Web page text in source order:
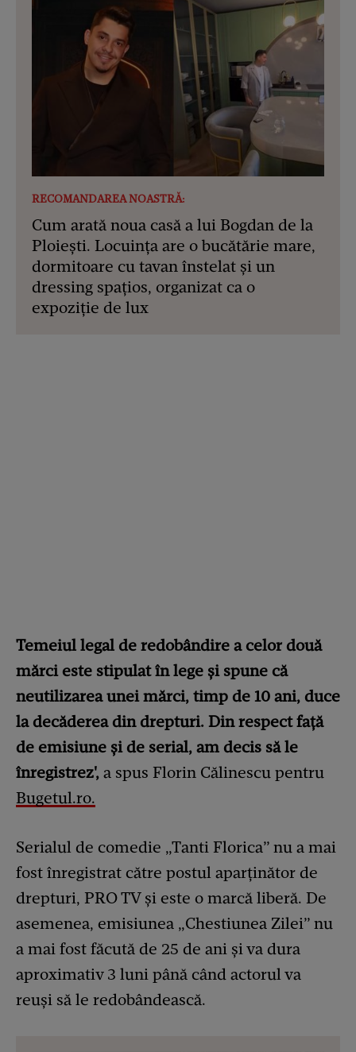
RECOMANDAREA NOASTRĂ:
Cum arată noua casă a lui Bogdan de la
Ploiești. Locuința are o bucătărie mare,
dormitoare cu tavan înstelat și un
dressing spațios, organizat ca o
expoziție de lux
Temeiul legal de redobândire a celor două
mărci este stipulat în lege și spune că
neutilizarea unei mărci, timp de 10 ani, duce
la decăderea din drepturi. Din respect față
de emisiune și de serial, am decis să le
înregistrez', a spus Florin Călinescu pentru
Bugetul.ro.
Serialul de comedie „Tanti Florica” nu a mai
fost înregistrat către postul aparținător de
drepturi, PRO TV și este o marcă liberă. De
asemenea, emisiunea „Chestiunea Zilei” nu
a mai fost făcută de 25 de ani și va dura
aproximativ 3 luni până când actorul va
reuși să le redobândească.